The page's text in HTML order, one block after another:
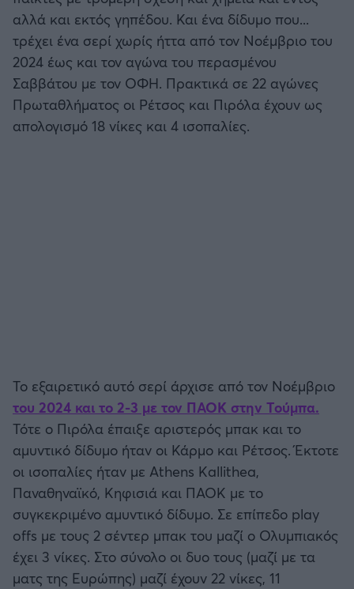
Καλαμάτα
Ηρακλής
Μπαρτσελόνα
Ρεάλ Μαδρίτης
Άρσεναλ
Γιουβέντους
Μίλαν
Ίντερ
Μπάγερν Μονάχου
Προκριματικά MUNDIAL 2026
Προκριματικά EURO
CONFERENCE LEAGUE
CYPRUS LEAGUE BY STOIXIMAN
Παγκόσμιο Κύπελλο Συλλόγων 2025
LIGA PORTUGAL BETCLIC
Α' Εθνική Γυναικών
SUPER CUP Ελλάδας
αλλά και εκτός γηπέδου. Και ένα δίδυμο που...
τρέχει ένα σερί χωρίς ήττα από τον Νοέμβριο του
2024 έως και τον αγώνα του περασμένου
Σαββάτου με τον ΟΦΗ. Πρακτικά σε 22 αγώνες
Πρωταθλήματος οι Ρέτσος και Πιρόλα έχουν ως
απολογισμό 18 νίκες και 4 ισοπαλίες.
Το εξαιρετικό αυτό σερί άρχισε από τον Νοέμβριο
του 2024 και το 2-3 με τον ΠΑΟΚ στην Τούμπα.
Τότε ο Πιρόλα έπαιξε αριστερός μπακ και το
αμυντικό δίδυμο ήταν οι Κάρμο και Ρέτσος. Έκτοτε
οι ισοπαλίες ήταν με Athens Kallithea,
Παναθηναϊκό, Κηφισιά και ΠΑΟΚ με το
συγκεκριμένο αμυντικό δίδυμο. Σε επίπεδο play
offs με τους 2 σέντερ μπακ του μαζί ο Ολυμπιακός
έχει 3 νίκες. Στο σύνολο οι δυο τους (μαζί με τα
ματς της Ευρώπης) μαζί έχουν 22 νίκες, 11